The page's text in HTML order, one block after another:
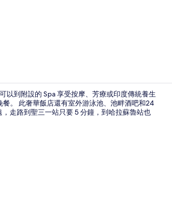
豪華套房 |
以到附設的 Spa 享受按摩、芳療或印度傳統養生
。 此奢華飯店還有室外游泳池、池畔酒吧和24
走路到聖三一站只要 5 分鐘，到哈拉蘇魯站也